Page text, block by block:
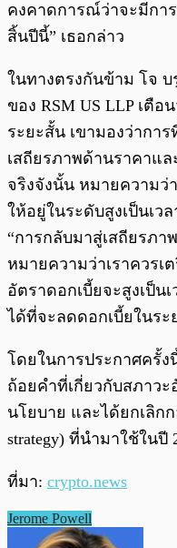
คงคาดการณ์ว่าจะมีกา
สิ้นปีนี้” เธอกล่าว
ในทางตรงกันข้าม โจ
ของ RSM US LLP เตื
ระยะสั้น เขามองว่ากา
เสถียรภาพด้านราคาแล
จริงจังนั้น หมายความว่
ให้อยู่ในระดับสูงเป็นเว
“การกลับมาสู่เสถียรภา
หมายความว่าเราควรเ
อัตราดอกเบี้ยจะสูงเป็น
ได้ที่จะลดดอกเบี้ยในร
โดยในการประกาศครั้ง
ถ้อยคำที่เกี่ยวกับสภาว
นโยบาย และได้ยกเลิกก
strategy) ที่นำมาใช้ในปี
ที่มา: crypto.news
Jerome Powell